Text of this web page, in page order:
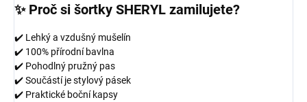
✨ Proč si šortky SHERYL zamilujete?
✔️ Lehký a vzdušný mušelín
✔️ 100% přírodní bavlna
✔️ Pohodlný pružný pas
✔️ Součástí je stylový pásek
✔️ Praktické boční kapsy